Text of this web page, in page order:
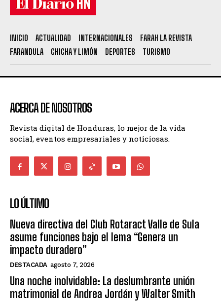
INICIO ACTUALIDAD INTERNACIONALES
FARAH LA REVISTA
FARANDULA
CHICHA Y LIMÓN DEPORTES TURISMO
ACERCA DE NOSOTROS
Revista digital de Honduras, lo mejor de la vida
social, eventos empresariales y noticiosas.
LO ÚLTIMO
Nueva directiva del Club Rotaract Valle de Sula
asume funciones bajo el lema “Genera un
impacto duradero”
DESTACADA agosto 7, 2026
Una noche inolvidable: La deslumbrante unión
matrimonial de Andrea Jordán y Walter Smith